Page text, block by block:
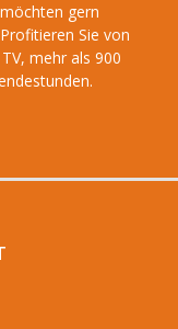
gern
Sie von
mehr als 900